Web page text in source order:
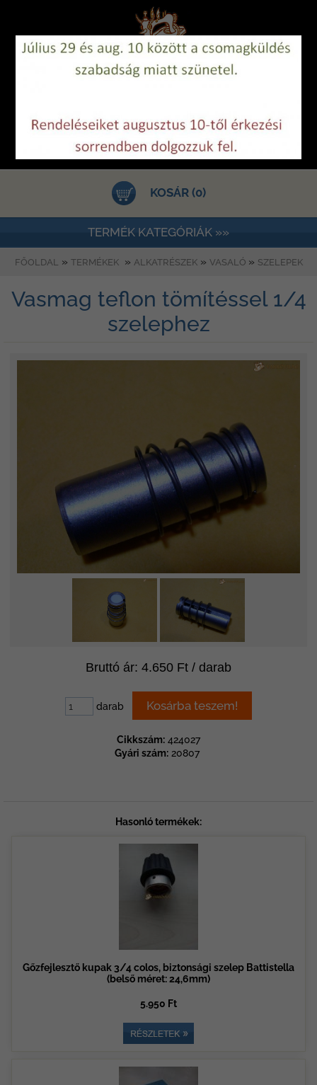
KOSÁR (0)
TERMÉK KATEGÓRIÁK »»
FŐOLDAL » TERMÉKEK » ALKATRÉSZEK» VASALÓ » SZELEPEK
Vasmag teflon tömítéssel 1/4
szelephez
Bruttó ár: 4.650 Ft / darab
darab
Cikkszám: 424027
Gyári szám: 20807
Hasonló termékek:
Gőzfejlesztő kupak 3/4 colos, biztonsági szelep Battistella
(belső méret: 24,6mm)
5.950 Ft